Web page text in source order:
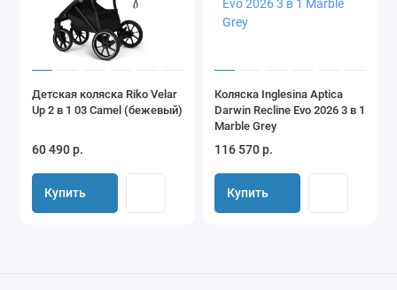
Детская коляска Riko Velar
Up 2 в 1 03 Camel (бежевый)
60 490 р.
Купить
Коляска Inglesina Aptica
Darwin Recline Evo 2026 3 в 1
Marble Grey
116 570 р.
Купить